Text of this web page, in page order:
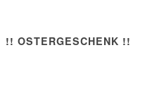
!! OSTERGESCHENK !!